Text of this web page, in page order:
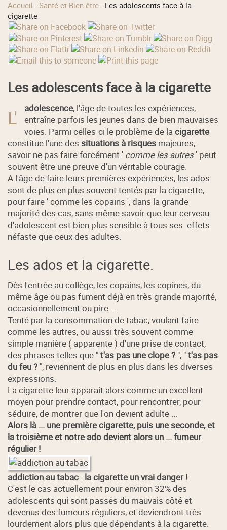
Accueil -Santé et Bien-être - Les adolescents face à la
cigarette
Les adolescents face à la cigarette
L' adolescence, l'âge de toutes les expériences,
entraîne parfois les jeunes dans de bien mauvaises
voies. Parmi celles-ci le problème de lacigarette
constitue l'une des situations à risques majeures,
savoir ne pas faire forcément ' comme les autres' peut
souvent être une preuve d'un véritable courage.
A l'âge de faire leurs premières expériences, les ados
sont de plus en plus souvent tentés par la cigarette,
pour faire ' comme les copains ', dans la grande
majorité des cas, sans même savoir que leur cerveau
d'adolescent est bien plus sensible à tous ses effets
néfaste que ceux des adultes.
Les ados et la cigarette.
Dès l'entrée au collège, les copains, les copines, du
même âge ou pas fument déjà en très grande majorité,
occasionnellement ou pire ...
Tenté par la consommation de tabac, voulant faire
comme les autres, ou aussi très souvent comme
simple manière ( apparente ) d'une prise de contact,
des phrases telles que "t'as pas une clope ? ", "t'as pas
du feu ? ", reviennent de plus en plus dans les diverses
expressions.
La cigarette leur apparait alors comme un excellent
moyen pour prendre contact, pour rencontrer, pour
séduire, de montrer que l'on devient adulte ...
Alors là ... une première cigarette, puis une seconde, et
la troisième et notre ado devient alors un ... fumeur
régulier !
addiction au tabac : la cigarette un vrai danger !
C'est le cas actuellement pour environ 32% des
adolescents qui sont passés du mauvais côté et
devenus des fumeurs réguliers, et deviendront très
lourdement alors plus que dépendants à la cigarette.